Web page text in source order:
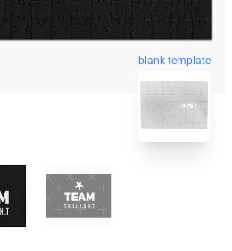
blank template